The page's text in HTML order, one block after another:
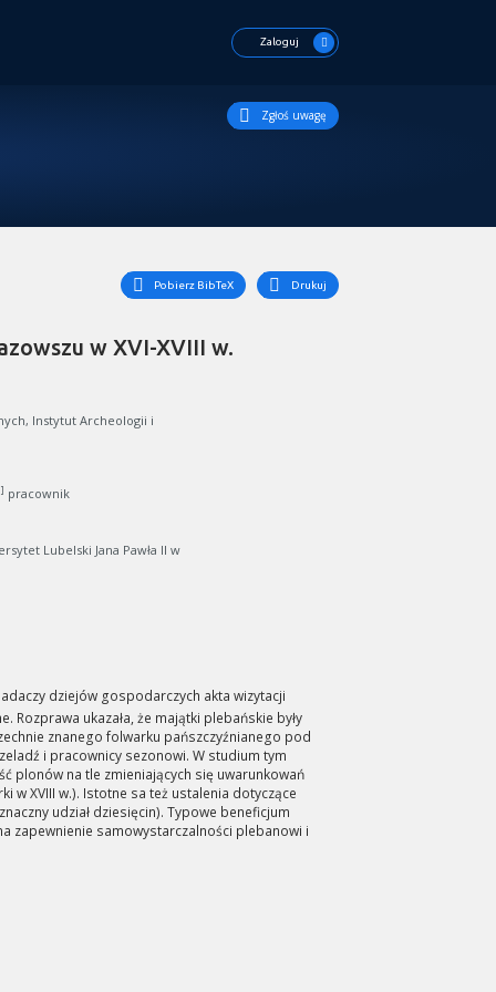
Zaloguj
Zgłoś uwagę
Pobierz BibTeX Drukuj
w XVI-XVIII w.
Instytut Archeologii i
pracownik
Lubelski Jana Pawła II w
dziejów gospodarczych akta wizytacji
Rozprawa ukazała, że majątki plebańskie były
znanego folwarku pańszczyźnianego pod
i pracownicy sezonowi. W studium tym
plonów na tle zmieniających się uwarunkowań
XVIII w.). Istotne sa też ustalenia dotyczące
udział dziesięcin). Typowe beneficjum
zapewnienie samowystarczalności plebanowi i